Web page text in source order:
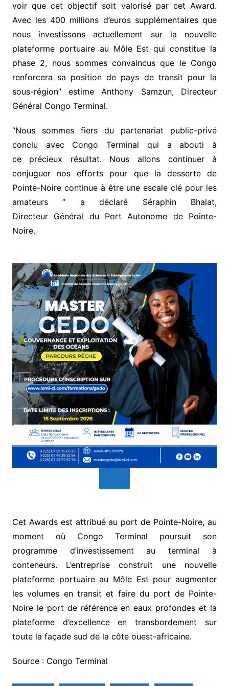
voir que cet objectif soit valorisé par cet Award.
Avec les 400 millions d’euros supplémentaires que
nous investissons actuellement sur la nouvelle
plateforme portuaire au Môle Est qui constitue la
phase 2, nous sommes convaincus que le Congo
renforcera sa position de pays de transit pour la
sous-région” estime Anthony Samzun, Directeur
Général Congo Terminal.
“Nous sommes fiers du partenariat public-privé
conclu avec Congo Terminal qui a abouti à
ce précieux résultat. Nous allons continuer à
conjuguer nos efforts pour que la desserte de
Pointe-Noire continue à être une escale clé pour les
amateurs ” a déclaré Séraphin Bhalat,
Directeur Général du Port Autonome de Pointe-
Noire.
Cet Awards est attribué au port de Pointe-Noire, au
moment où Congo Terminal poursuit son
programme d’investissement au terminal à
conteneurs. L’entreprise construit une nouvelle
plateforme portuaire au Môle Est pour augmenter
les volumes en transit et faire du port de Pointe-
Noire le port de référence en eaux profondes et la
plateforme d’excellence en transbordement sur
toute la façade sud de la côte ouest-africaine.
Source : Congo Terminal